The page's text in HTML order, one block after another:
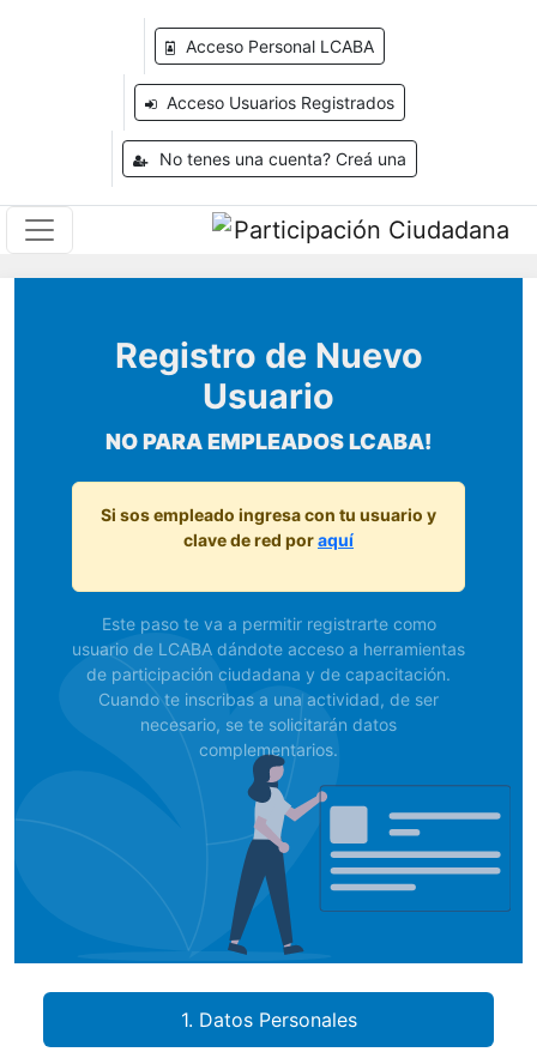
Acceso Personal LCABA
Acceso Usuarios Registrados
No tenes una cuenta? Creá una
Registro de Nuevo
Usuario
NO PARA EMPLEADOS LCABA!
Si sos empleado ingresa con tu usuario y
clave de red poraquí
Este paso te va a permitir registrarte como
usuario de LCABA dándote acceso a herramientas
de participación ciudadana y de capacitación.
Cuando te inscribas a una actividad, de ser
necesario, se te solicitarán datos
complementarios.
1. Datos Personales